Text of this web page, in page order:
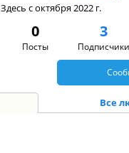
Здесь с октября 2022 г.
0
Посты
3
Подписчики
Все